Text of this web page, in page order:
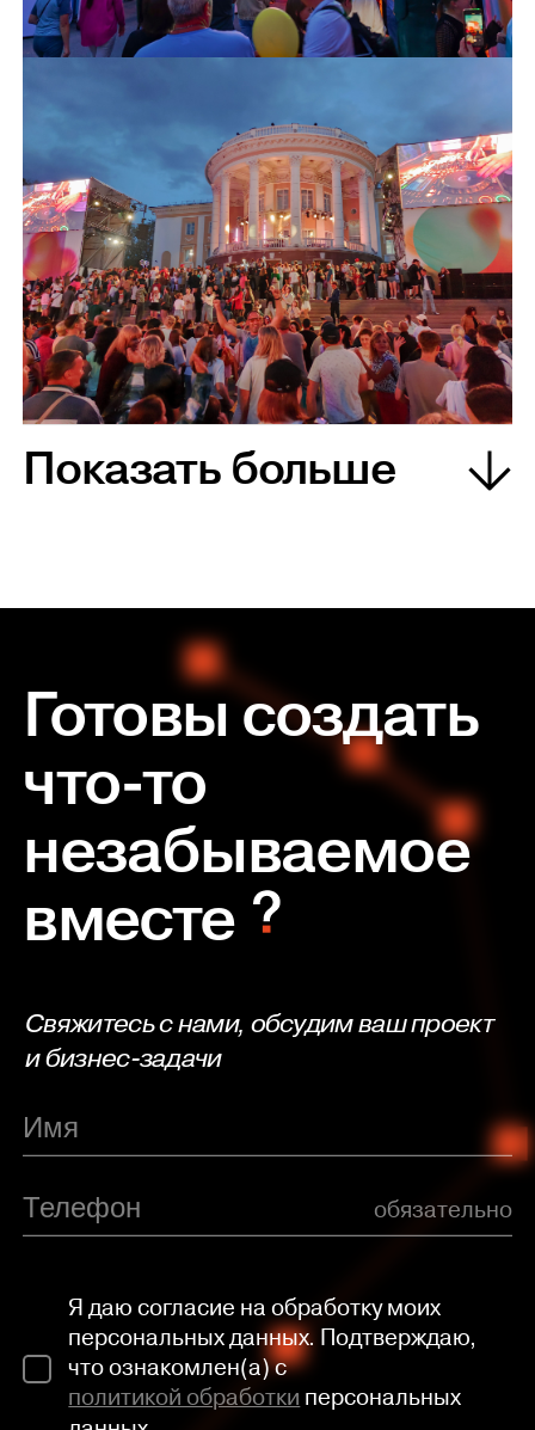
Показать больше
Готовы создать
что-то
незабываемое
вместе
Свяжитесь с нами, обсудим ваш проект
и бизнес-задачи
обязательно
Я даю согласие на обработку моих
персональных данных. Подтверждаю,
что ознакомлен(а) с
политикой обработкиперсональных